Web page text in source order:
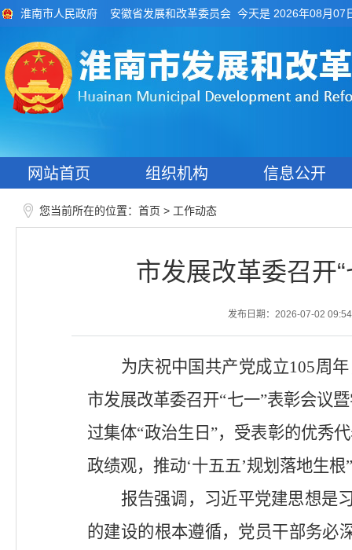
淮南市人民政府 安徽省发展和改革委员会 今天是 2026年08月07
网站首页 组织机构 信息公开
您当前所在的位置： 首页 > 工作动态
市发展改革委召开
发布日期：2026-07-02 09:54
为庆祝中国共产党成立105周
市发展改革委召开“七一”表彰会议
过集体“政治生日”，受表彰的优秀
政绩观，推动‘十五五’规划落地生
报告强调，习近平党建思想是
的建设的根本遵循，党员干部务必